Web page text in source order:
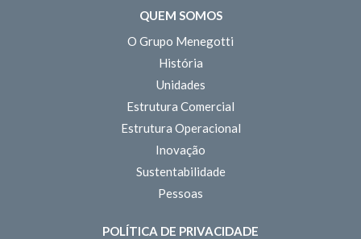
QUEM SOMOS
O Grupo Menegotti
História
Unidades
Estrutura Comercial
Estrutura Operacional
Inovação
Sustentabilidade
Pessoas
POLÍTICA DE PRIVACIDADE